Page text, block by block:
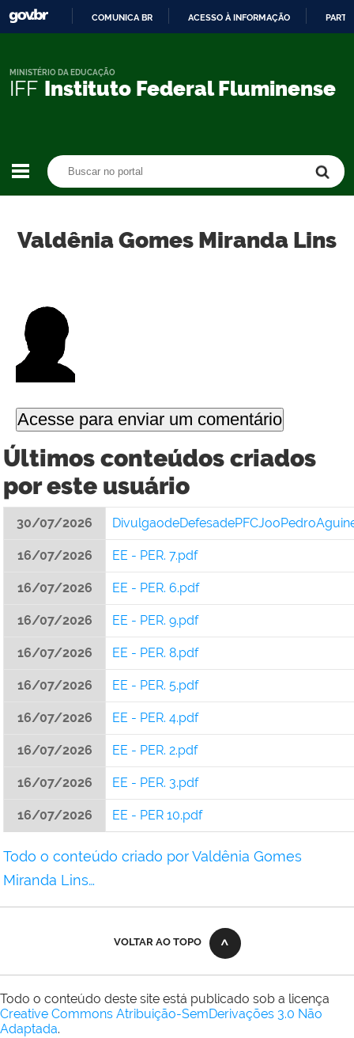
CONTEÚDO
COMUNICA BR ACESSO À INFORMAÇÃO
IFF Instituto Federal Fluminense
MINISTÉRIO DA EDUCAÇÃO
Valdênia Gomes Miranda Lins
Últimos conteúdos criados
por este usuário
30/07/2026
16/07/2026 EE - PER. 7.pdf
16/07/2026 EE - PER. 6.pdf
16/07/2026 EE - PER. 9.pdf
16/07/2026 EE - PER. 8.pdf
16/07/2026 EE - PER. 5.pdf
16/07/2026 EE - PER. 4.pdf
16/07/2026 EE - PER. 2.pdf
16/07/2026 EE - PER. 3.pdf
16/07/2026 EE - PER 10.pdf
Todo o conteúdo criado por Valdênia Gomes
Miranda Lins…
VOLTAR AO TOPO
Todo o conteúdo deste site está publicado sob a licença
Creative Commons Atribuição-SemDerivações 3.0 Não
Adaptada.